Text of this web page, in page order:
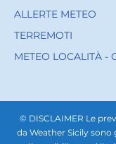
ALLERTE METEO
TERREMOTI
METEO LOCALITÀ -
© DISCLAIMER Le
da Weather Sicily